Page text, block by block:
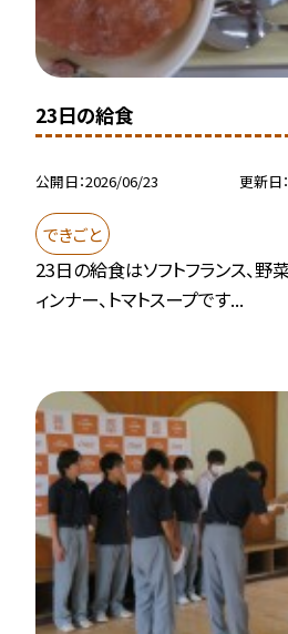
23日の給食
公開日 2026/06/23 更新日
できごと
23日の給食はソフトフランス、野
ィンナー、トマトスープです...